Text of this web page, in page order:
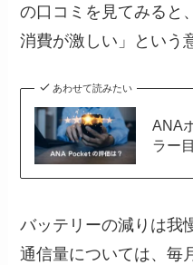
の口コミを見てみると
消費が激しい」という
あわせて読みたい
ANA
ラー
バッテリーの減りは我
通信量については、毎